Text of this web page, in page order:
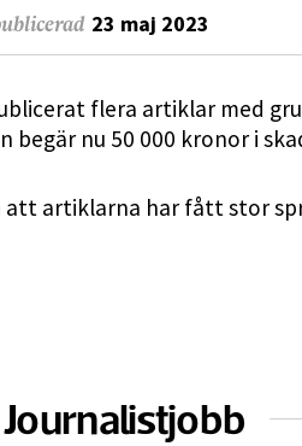
23 maj 2023
flera artiklar med
nu 50 000 kronor i
att artiklarna har fått stor
Journalistjobb